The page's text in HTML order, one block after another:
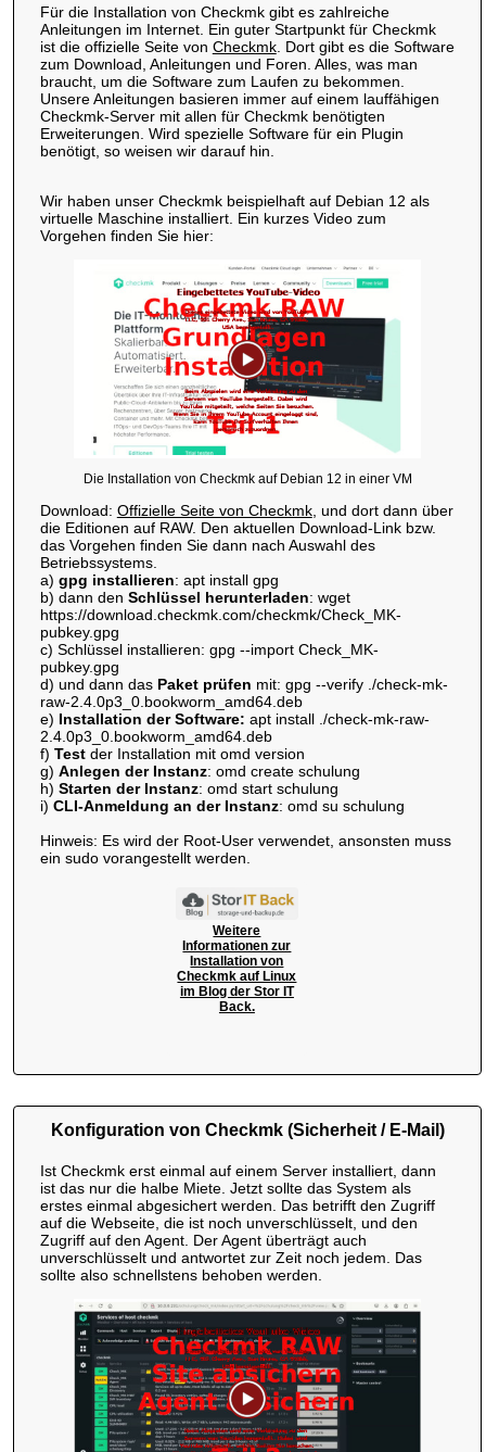
Für die Installation von Checkmk gibt es zahlreiche
Anleitungen im Internet. Ein guter Startpunkt für Checkmk
ist die offizielle Seite von Checkmk. Dort gibt es die Software
zum Download, Anleitungen und Foren. Alles, was man
braucht, um die Software zum Laufen zu bekommen.
Unsere Anleitungen basieren immer auf einem lauffähigen
Checkmk-Server mit allen für Checkmk benötigten
Erweiterungen. Wird spezielle Software für ein Plugin
benötigt, so weisen wir darauf hin.
Wir haben unser Checkmk beispielhaft auf Debian 12 als
virtuelle Maschine installiert. Ein kurzes Video zum
Vorgehen finden Sie hier:
Die Installation von Checkmk auf Debian 12 in einer VM
Download: Offizielle Seite von Checkmk, und dort dann über
die Editionen auf RAW. Den aktuellen Download-Link bzw.
das Vorgehen finden Sie dann nach Auswahl des
Betriebssystems.
a) gpg installieren: apt install gpg
b) dann den Schlüssel herunterladen: wget
https://download.checkmk.com/checkmk/Check_MK-
pubkey.gpg
c) Schlüssel installieren: gpg --import Check_MK-
pubkey.gpg
d) und dann das Paket prüfen mit: gpg --verify ./check-mk-
raw-2.4.0p3_0.bookworm_amd64.deb
e) Installation der Software: apt install ./check-mk-raw-
2.4.0p3_0.bookworm_amd64.deb
f) Testder Installation mit omd version
g) Anlegen der Instanz: omd create schulung
h) Starten der Instanz: omd start schulung
i) CLI-Anmeldung an der Instanz: omd su schulung
Hinweis: Es wird der Root-User verwendet, ansonsten muss
ein sudo vorangestellt werden.
Weitere
Informationen zur
Installation von
Checkmk auf Linux
im Blog der Stor IT
Back.
Konfiguration von Checkmk (Sicherheit / E-Mail)
Ist Checkmk erst einmal auf einem Server installiert, dann
ist das nur die halbe Miete. Jetzt sollte das System als
erstes einmal abgesichert werden. Das betrifft den Zugriff
auf die Webseite, die ist noch unverschlüsselt, und den
Zugriff auf den Agent. Der Agent überträgt auch
unverschlüsselt und antwortet zur Zeit noch jedem. Das
sollte also schnellstens behoben werden.